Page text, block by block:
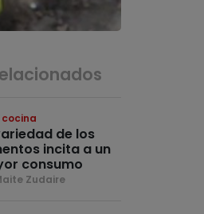
cocina
de los
incita a un
consumo
Zudaire